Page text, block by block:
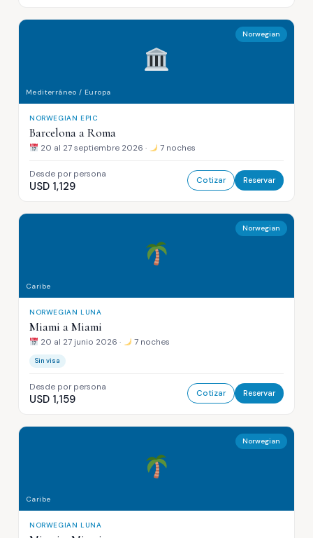
Mediterráneo / Europa
Norwegian
NORWEGIAN EPIC
Barcelona a Roma
20 al 27 septiembre 2026 · 7 noches
Desde por persona
USD 1,129 Cotizar Reservar
Caribe
Norwegian
NORWEGIAN LUNA
Miami a Miami
20 al 27 junio 2026 · 7 noches
Sin visa
Desde por persona
USD 1,159 Cotizar Reservar
Caribe
Norwegian
NORWEGIAN LUNA